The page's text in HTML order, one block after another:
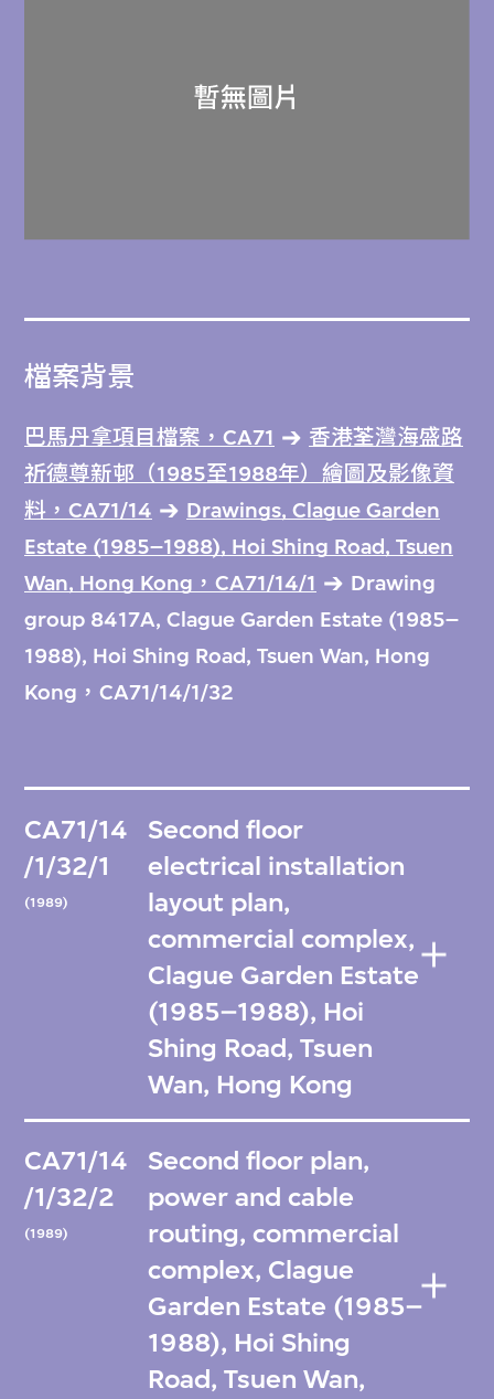
檔案背景
巴馬丹拿項目檔案，CA71
香港荃灣海盛路
祈德尊新邨（1985至1988年）繪圖及影像資
料，CA71/14
Drawings, Clague Garden
Estate (1985–1988), Hoi Shing Road, Tsuen
Wan, Hong Kong，CA71/14/1
Drawing
group 8417A, Clague Garden Estate (1985–
1988), Hoi Shing Road, Tsuen Wan, Hong
Kong，CA71/14/1/32
CA71/14
/1/32/1
(1989)
Second floor
electrical installation
layout plan,
commercial complex,
Clague Garden Estate
(1985–1988), Hoi
Shing Road, Tsuen
Wan, Hong Kong
CA71/14
/1/32/2
(1989)
Second floor plan,
power and cable
routing, commercial
complex, Clague
Garden Estate (1985–
1988), Hoi Shing
Road, Tsuen Wan,